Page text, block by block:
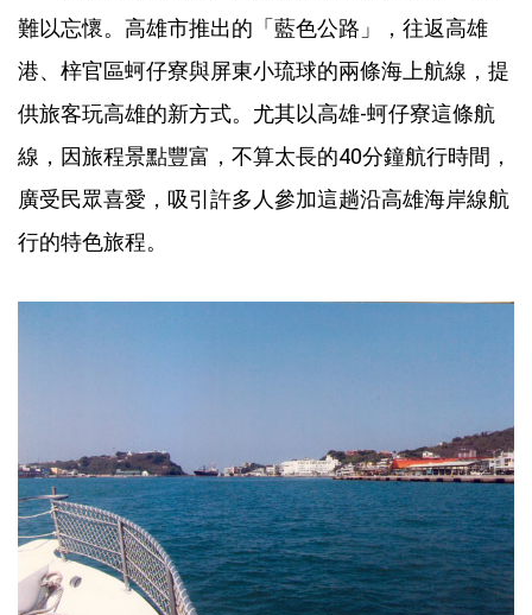
難以忘懷。高雄市推出的「藍色公路」，往返高雄
港、梓官區蚵仔寮與屏東小琉球的兩條海上航線，提
供旅客玩高雄的新方式。尤其以高雄-蚵仔寮這條航
線，因旅程景點豐富，不算太長的40分鐘航行時間，
廣受民眾喜愛，吸引許多人參加這趟沿高雄海岸線航
行的特色旅程。